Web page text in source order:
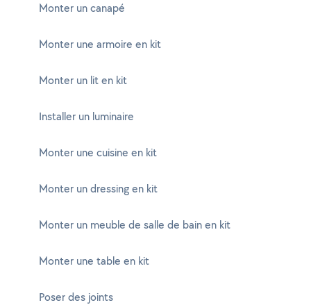
Monter un canapé
Monter une armoire en kit
Monter un lit en kit
Installer un luminaire
Monter une cuisine en kit
Monter un dressing en kit
Monter un meuble de salle de bain en kit
Monter une table en kit
Poser des joints